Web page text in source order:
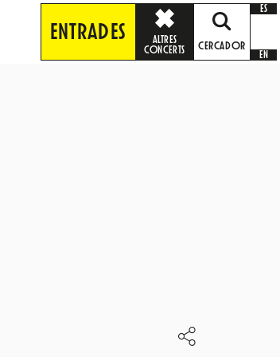
ENTRADES
ALTRES
CONCERTS
CERCADOR
ES
EN